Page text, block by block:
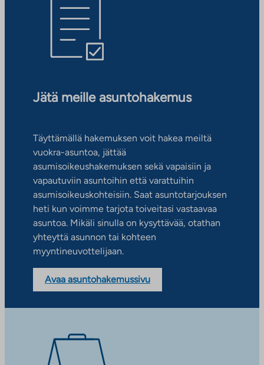
Jätä meille asuntohakemus
Täyttämällä hakemuksen voit hakea meiltä
vuokra-asuntoa, jättää
asumisoikeushakemuksen sekä vapaisiin ja
vapautuviin asuntoihin että varattuihin
asumisoikeuskohteisiin. Saat asuntotarjouksen
heti kun voimme tarjota toiveitasi vastaavaa
asuntoa. Mikäli sinulla on kysyttävää, otathan
yhteyttä asunnon tai kohteen
myyntineuvottelijaan.
Avaa asuntohakemussivu